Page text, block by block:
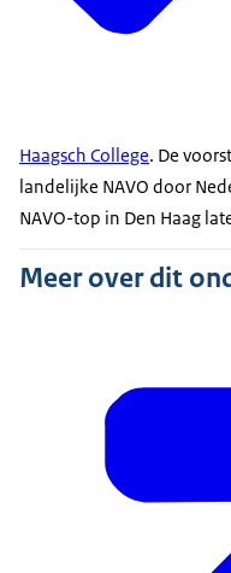
Haagsch College. De
landelijke NAVO door
NAVO-top in Den Haag
Meer over dit